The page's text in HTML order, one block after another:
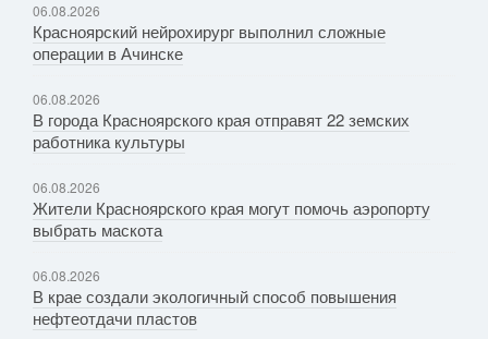
06.08.2026
Красноярский нейрохирург выполнил сложные
операции в Ачинске
06.08.2026
В города Красноярского края отправят 22 земских
работника культуры
06.08.2026
Жители Красноярского края могут помочь аэропорту
выбрать маскота
06.08.2026
В крае создали экологичный способ повышения
нефтеотдачи пластов